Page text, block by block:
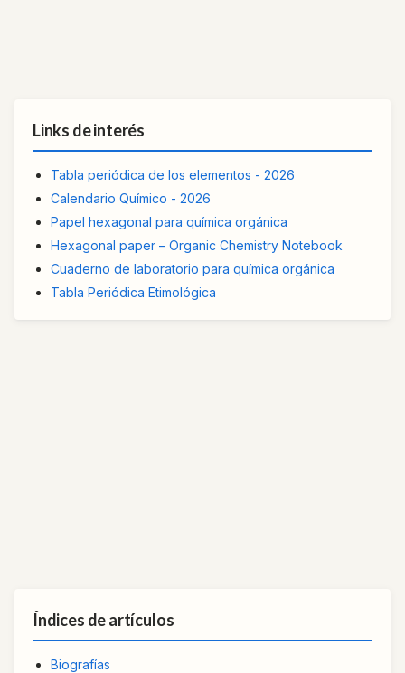
Links de interés
Tabla periódica de los elementos - 2026
Calendario Químico - 2026
Papel hexagonal para química orgánica
Hexagonal paper – Organic Chemistry Notebook
Cuaderno de laboratorio para química orgánica
Tabla Periódica Etimológica
Índices de artículos
Biografías